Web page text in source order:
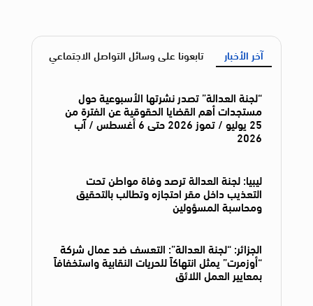
آخر الأخبار تابعونا على وسائل التواصل الاجتماعي
“لجنة العدالة” تصدر نشرتها الأسبوعية حول
مستجدات أهم القضايا الحقوقية عن الفترة من
25 يوليو / تموز 2026 حتى 6 أغسطس / آب
2026
ليبيا: لجنة العدالة ترصد وفاة مواطن تحت
التعذيب داخل مقر احتجازه وتطالب بالتحقيق
ومحاسبة المسؤولين
الجزائر: “لجنة العدالة”: التعسف ضد عمال شركة
“أوزمرت” يمثل انتهاكاً للحريات النقابية واستخفافاً
بمعايير العمل اللائق